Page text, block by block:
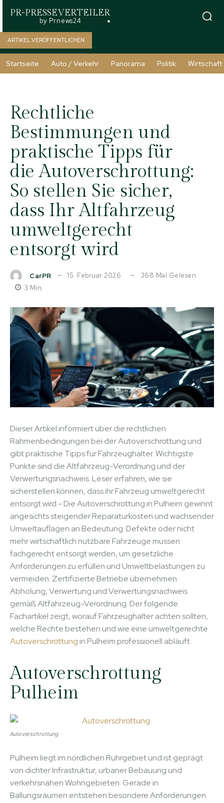
PR-PRESSEVERTEILER
by Prnews24
ARTIKEL VERÖFFENTLICHEN
Startseite Auto / Verkehr Panorama Politik Wirtschaft
Rechtliche
Bestimmungen und
praktische Tipps für
die Autoverschrottung:
So stellen Sie sicher,
dass Ihr Altfahrzeug
umweltgerecht
entsorgt wird
CarPR 15. Februar 2026 368 Mal Gelesen
3 Min.
Dieser Artikel informiert über die rechtlichen
Rahmenbedingungen bei der Autoverschrottung und
gibt praktische Tipps für Fahrzeughalter. Wichtigste
Punkte sind die Altfahrzeug-Verordnung und der
Verwertungsnachweis. Leser erfahren, wie sie
sicherstellen können, dass ihr Fahrzeug umweltgerecht
entsorgt wird.- Die Autoverschrottung in Pulheim gewinnt
angesichts steigender Reparaturkosten und wachsender
Umweltauflagen an Bedeutung. Defekte oder nicht
mehr wirtschaftlich nutzbare Fahrzeuge müssen
fachgerecht entsorgt werden, um gesetzliche
Anforderungen zu erfüllen und Umweltbelastungen zu
vermeiden. Zertifizierte Betriebe übernehmen
Abholung, Verwertung und Verwertungsnachweis
gemäß Altfahrzeug-Verordnung. Der folgende
Fachartikel zeigt, worauf Fahrzeughalter achten sollten,
welche Rechte bestehen und wie eine umweltgerechte
Autoverschrottung in Pulheim professionell abläuft.
Autoverschrottung
Pulheim
Autoverschrottung
Pulheim liegt im nördlichen Ruhrgebiet und ist geprägt
von dichter Infrastruktur, urbaner Bebauung und
verkehrsnahen Wohngebieten. Gerade in
Ballungsräumen entstehen besondere Anforderungen